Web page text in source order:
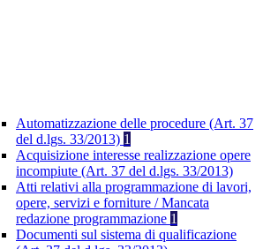
Automatizzazione delle procedure (Art. 37
del d.lgs. 33/2013) 1
Acquisizione interesse realizzazione opere
incompiute (Art. 37 del d.lgs. 33/2013)
Atti relativi alla programmazione di lavori,
opere, servizi e forniture / Mancata
redazione programmazione 1
Documenti sul sistema di qualificazione